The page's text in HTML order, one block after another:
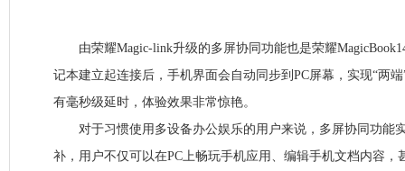
由荣耀Magic-link升级的多屏协同功能也是荣耀
记本建立起连接后，手机界面会自动同步到PC屏幕，实现“两
有毫秒级延时，体验效果非常惊艳。
对于习惯使用多设备办公娱乐的用户来说，多屏协同功能
补，用户不仅可以在PC上畅玩手机应用、编辑手机文档内容，